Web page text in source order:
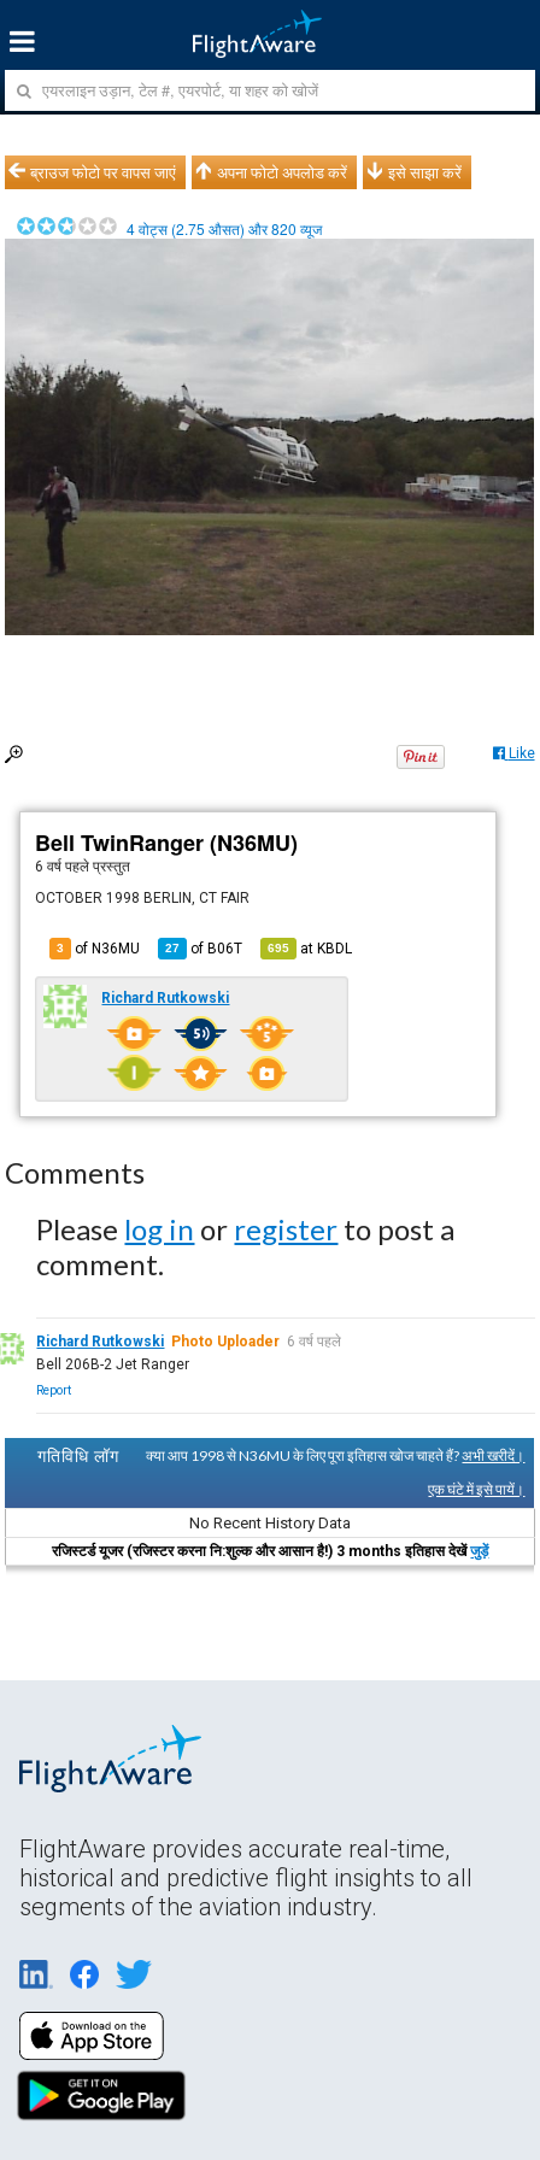
ब्राउज फोटो पर वापस जाएं अपना फोटो अपलोड करें इसे साझा करें
4वोट्स (2.75 औसत) और820 व्यूज
Like
Bell TwinRanger (N36MU)
6 वर्ष पहले प्रस्तुत
OCTOBER 1998 BERLIN, CT FAIR
3 of N36MU 27 ofB06T 695 atKBDL
Richard Rutkowski
Comments
Please log in or register to post a
comment.
Richard Rutkowski Photo Uploader 6 वर्ष पहले
Bell 206B-2 Jet Ranger
Report
गतिविधि लॉग क्या आप 1998 से N36MU के लिए पूरा इतिहास खोज चाहते हैं?अभी खरीदें।
एक घंटे में इसे पायें।
No Recent History Data
रजिस्टर्ड यूजर (रजिस्टर करना नि:शुल्क और आसान है!) 3 months इतिहास देखेंजुड़ें
FlightAware provides accurate real-time,
historical and predictive flight insights to all
segments of the aviation industry.